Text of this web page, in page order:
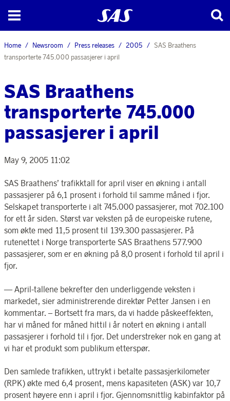
Home Newsroom Press releases 2005
SAS Braathens
transporterte 745.000 passasjerer i april
SAS Braathens
transporterte 745.000
passasjerer i april
May 9, 2005 11:02
SAS Braathens’ trafikktall for april viser en økning i antall
passasjerer på 6,1 prosent i forhold til samme måned i fjor.
Selskapet transporterte i alt 745.000 passasjerer, mot 702.100
for ett år siden. Størst var veksten på de europeiske rutene,
som økte med 11,5 prosent til 139.300 passasjerer. På
rutenettet i Norge transporterte SAS Braathens 577.900
passasjerer, som er en økning på 8,0 prosent i forhold til april i
fjor.
— April-tallene bekrefter den underliggende veksten i
markedet, sier administrerende direktør Petter Jansen i en
kommentar. – Bortsett fra mars, da vi hadde påskeeffekten,
har vi måned for måned hittil i år notert en økning i antall
passasjerer i forhold til i fjor. Det understreker nok en gang at
vi har et produkt som publikum etterspør.
Den samlede trafikken, uttrykt i betalte passasjerkilometer
(RPK) økte med 6,4 prosent, mens kapasiteten (ASK) var 10,7
prosent høyere enn i april i fjor. Gjennomsnittlig kabinfaktor på